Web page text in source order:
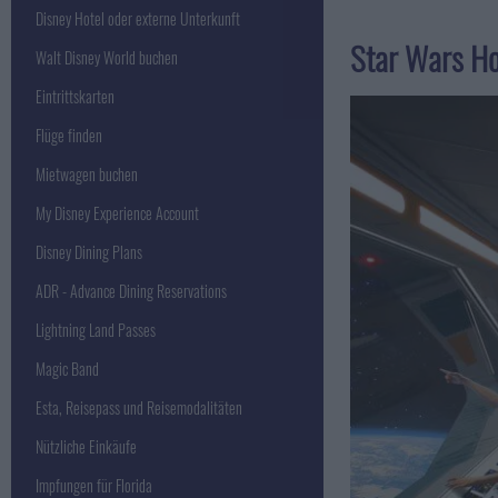
Star Wars
Disney Hotel oder externe Unterkunft
Walt Disney World buchen
Eintrittskarten
Flüge finden
Mietwagen buchen
My Disney Experience Account
Disney Dining Plans
ADR - Advance Dining Reservations
Lightning Land Passes
Magic Band
Esta, Reisepass und Reisemodalitäten
Nützliche Einkäufe
Impfungen für Florida